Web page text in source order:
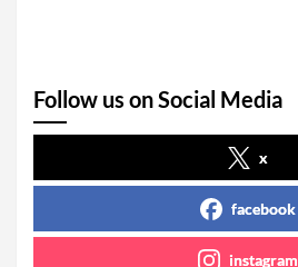
Follow us on Social Media
x
facebook
instagram